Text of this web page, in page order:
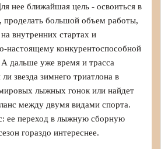
нее ближайшая цель - освоиться в
большой объем работы,
внутренних стартах и
конкурентоспособной
дальше уже время и трасса
звезда зимнего триатлона в
лыжных гонок или найдет
между двумя видами спорта.
ее переход в лыжную сборную
гораздо интереснее.